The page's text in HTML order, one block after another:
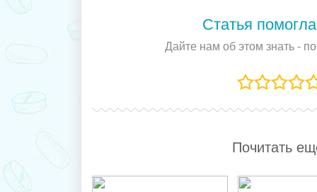
Статья
Дайте нам об этом знать -